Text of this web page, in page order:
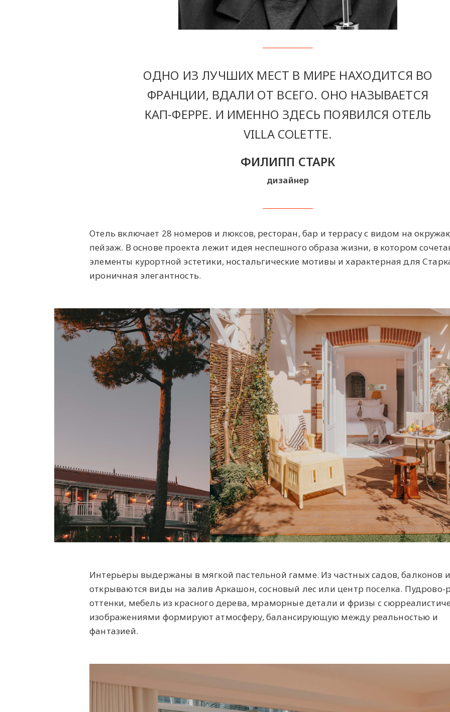
ОДНО ИЗ ЛУЧШИХ МЕСТ В МИРЕ НАХОДИТСЯ ВО
ФРАНЦИИ, ВДАЛИ ОТ ВСЕГО. ОНО НАЗЫВАЕТСЯ
КАП-ФЕРРЕ. И ИМЕННО ЗДЕСЬ ПОЯВИЛСЯ ОТЕЛЬ
VILLA COLETTE.
ФИЛИПП СТАРК
дизайнер
Отель включает 28 номеров и люксов, ресторан, бар и террасу с видом на
пейзаж. В основе проекта лежит идея неспешного образа жизни, в котором
элементы курортной эстетики, ностальгические мотивы и характерная для
ироничная элегантность.
Интерьеры выдержаны в мягкой пастельной гамме. Из частных садов, балконов
открываются виды на залив Аркашон, сосновый лес или центр поселка. Пудрово-
оттенки, мебель из красного дерева, мраморные детали и фризы с
изображениями формируют атмосферу, балансирующую между реальностью и
фантазией.